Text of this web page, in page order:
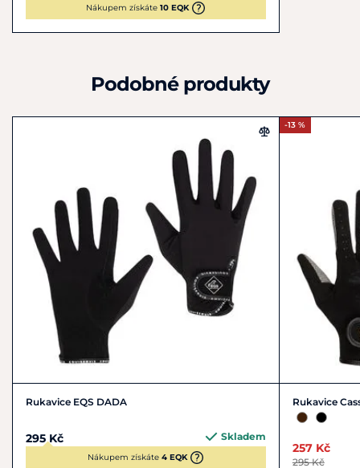
Nákupem získáte10 EQK
Podobné produkty
Rukavice EQS DADA
295 Kč Skladem
Nákupem získáte4 EQK
-13 %
Rukavice
257 Kč
295 Kč